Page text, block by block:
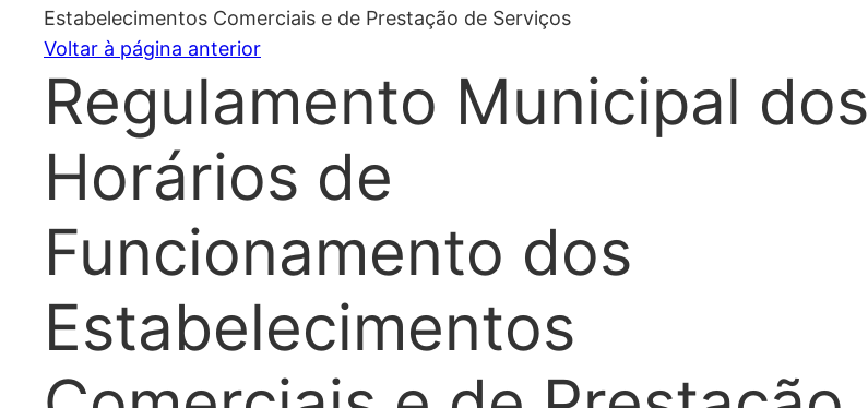
Estabelecimentos Comerciais e de Prestação de Serviços
Voltar à página anterior
Regulamento Municipal dos
Horários de
Funcionamento dos
Estabelecimentos